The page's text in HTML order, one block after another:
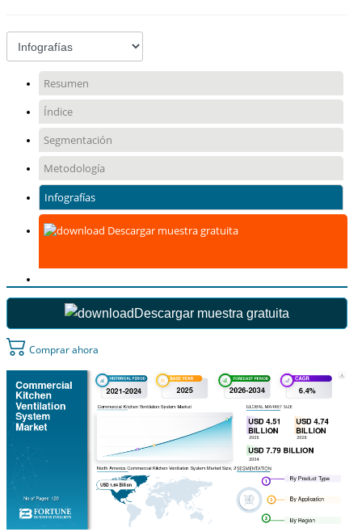
Resumen
Índice
Segmentación
Metodología
Infografías
Descargar muestra gratuita
Descargar muestra gratuita
Comprar ahora